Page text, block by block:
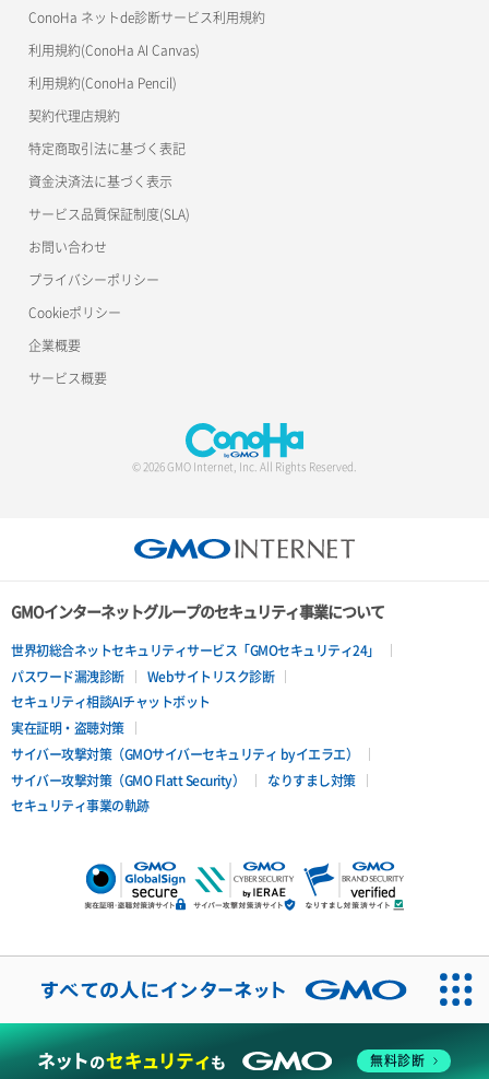
s3cmd
公開API(ConoHa VPS Ver.2.0)
ConoHa ネットde診断サービス利用規約
利用規約(ConoHa AI Canvas)
利用規約(ConoHa Pencil)
契約代理店規約
特定商取引法に基づく表記
資金決済法に基づく表示
サービス品質保証制度(SLA)
お問い合わせ
プライバシーポリシー
Cookieポリシー
企業概要
サービス概要
© 2026 GMO Internet, Inc. All Rights Reserved.
GMOインターネットグループのセキュリティ事業について
世界初総合ネットセキュリティサービス「GMOセキュリティ24」
パスワード漏洩診断
Webサイトリスク診断
セキュリティ相談AIチャットボット
実在証明・盗聴対策
サイバー攻撃対策（GMOサイバーセキュリティ byイエラエ）
サイバー攻撃対策（GMO Flatt Security）
なりすまし対策
セキュリティ事業の軌跡
無料診断